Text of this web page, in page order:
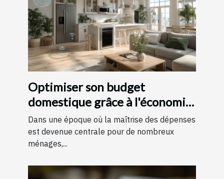
Optimiser son budget
domestique grâce à l'économie
d'énergie
Dans une époque où la maîtrise des dépenses
est devenue centrale pour de nombreux
ménages,...